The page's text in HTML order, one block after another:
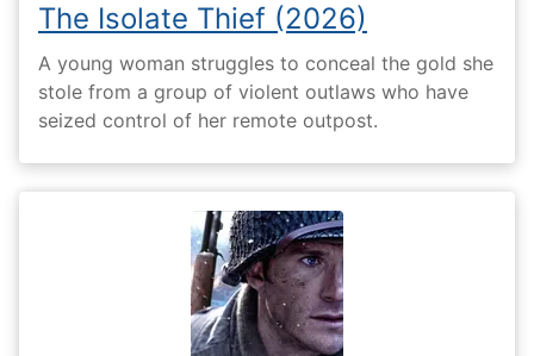
The Isolate Thief (2026)
A young woman struggles to conceal the gold she
stole from a group of violent outlaws who have
seized control of her remote outpost.